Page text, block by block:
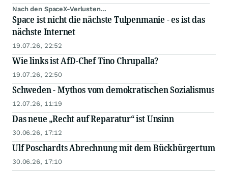
Nach den SpaceX-Verlusten...
Space ist nicht die nächste Tulpenmanie - es ist das
nächste Internet
19.07.26, 22:52
Wie links ist AfD-Chef Tino Chrupalla?
19.07.26, 22:50
Schweden - Mythos vom demokratischen Sozialismus
12.07.26, 11:19
Das neue „Recht auf Reparatur“ ist Unsinn
30.06.26, 17:12
Ulf Poschardts Abrechnung mit dem Bückbürgertum
30.06.26, 17:10